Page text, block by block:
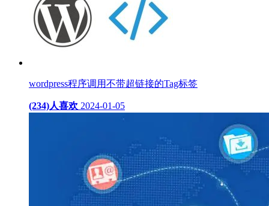
wordpress程序调用不带超链接的Tag标签
(234)人喜欢 2024-01-05